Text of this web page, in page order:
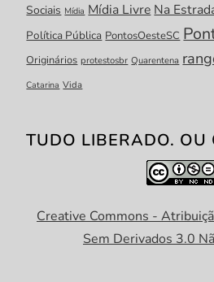
Sociais Mídia Mídia LivreNa
Política Pública PontosOesteSC
Originários protestosbr Quarentena
Catarina Vida
TUDO LIBERADO. OU
Creative Commons -
Sem Derivados 3.0